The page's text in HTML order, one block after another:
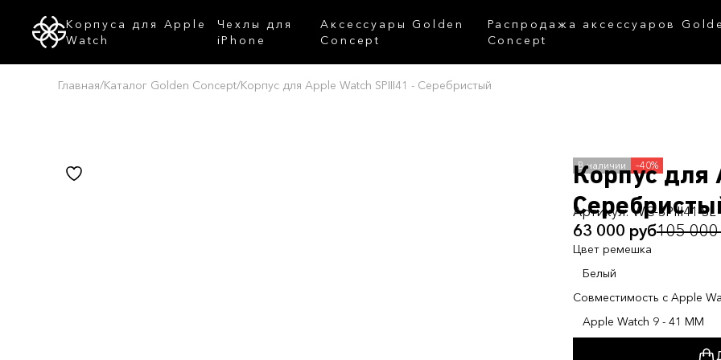
Корпуса для Apple
Watch
Чехлы для
iPhone
Аксессуары Golden
Concept
Распродажа аксессуаров
Concept
Главная/Каталог Golden Concept/Корпус для Apple Watch SPIII41 - Серебристый
–40%
Корпус для
Артикул:WC-SPIII41-SL
63 000 руб105
Цвет ремешка
Белый
Совместимость с Apple
Apple Watch 9 - 41 MM